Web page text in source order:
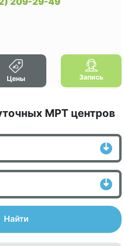
Цены Запись
МРТ центров
Найти